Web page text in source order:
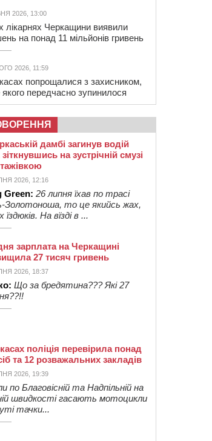
2026, 13:00
лікарнях Черкащини виявили
на понад 11 мільйонів гривень
2026, 11:59
попрощалися з захисником,
передчасно зупинилося
дамбі загинув водій
на зустрічній смузі
2026, 12:16
Green: 26 липня їхав по трасі
Золотоноша, то це якийсь жах,
їздюків. На вїзді в ...
зарплата на Черкащині
27 тисяч гривень
2026, 18:37
Що за бредятина??? Які 27
поліція перевірила понад
та 12 розважальних закладів
2026, 19:39
по Благовісній та Надпільній на
швидкості гасають мотоцикли
тачки...